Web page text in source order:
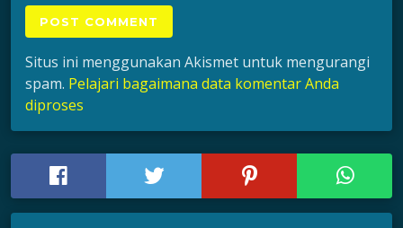
Situs ini menggunakan Akismet untuk mengurangi
spam. Pelajari bagaimana data komentar Anda
diproses